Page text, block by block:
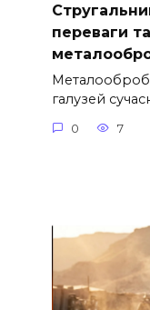
переваги
галузей
0 7